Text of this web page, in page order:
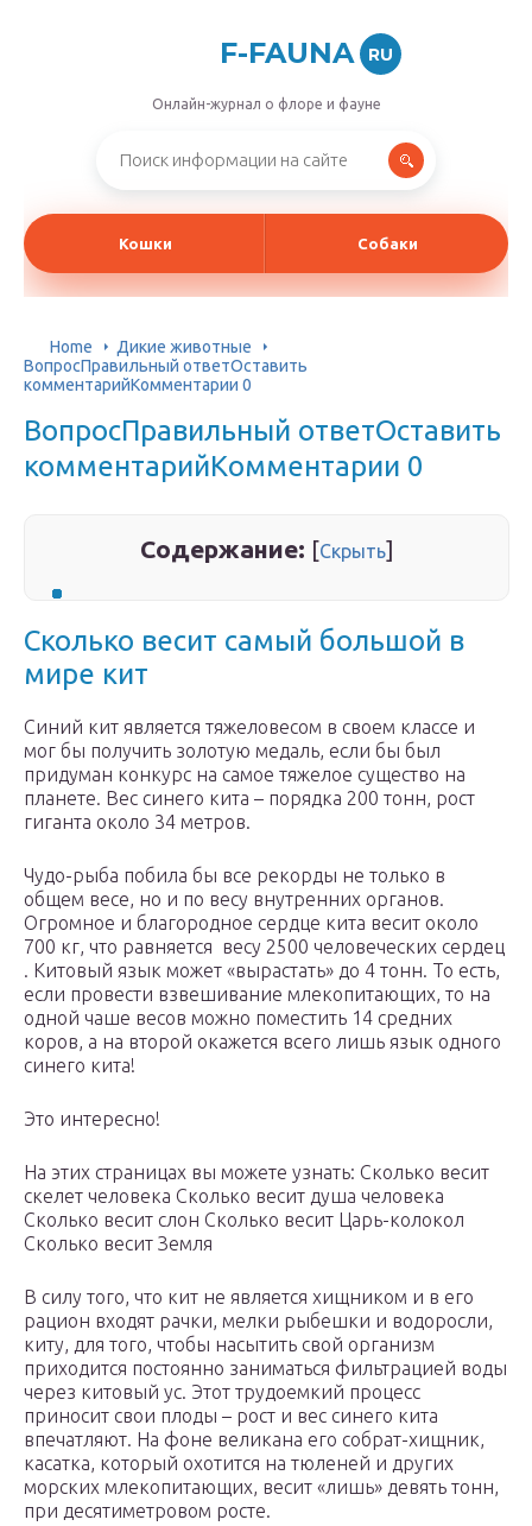
F-FAUNA RU
Онлайн-журнал о флоре и фауне
Кошки Собаки
Home
Дикие животные
ВопросПравильный ответОставить
комментарийКомментарии 0
ВопросПравильный ответОставить
комментарийКомментарии 0
Содержание: [Скрыть]
Сколько весит самый большой в
мире кит
Синий кит является тяжеловесом в своем классе и
мог бы получить золотую медаль, если бы был
придуман конкурс на самое тяжелое существо на
планете. Вес синего кита – порядка 200 тонн, рост
гиганта около 34 метров.
Чудо-рыба побила бы все рекорды не только в
общем весе, но и по весу внутренних органов.
Огромное и благородное сердце кита весит около
700 кг, что равняется весу 2500 человеческих сердец
. Китовый язык может «вырастать» до 4 тонн. То есть,
если провести взвешивание млекопитающих, то на
одной чаше весов можно поместить 14 средних
коров, а на второй окажется всего лишь язык одного
синего кита!
Это интересно!
На этих страницах вы можете узнать: Сколько весит
скелет человека Сколько весит душа человека
Сколько весит слон Сколько весит Царь-колокол
Сколько весит Земля
В силу того, что кит не является хищником и в его
рацион входят рачки, мелки рыбешки и водоросли,
киту, для того, чтобы насытить свой организм
приходится постоянно заниматься фильтрацией воды
через китовый ус. Этот трудоемкий процесс
приносит свои плоды – рост и вес синего кита
впечатляют. На фоне великана его собрат-хищник,
касатка, который охотится на тюленей и других
морских млекопитающих, весит «лишь» девять тонн,
при десятиметровом росте.